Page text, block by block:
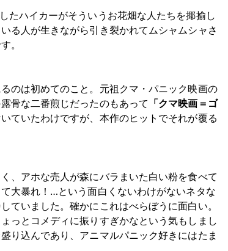
たハイカーがそういうお花畑な人たちを揶揄し
る人が生きながら引き裂かれてムシャムシャさ
。
のは初めてのこと。元祖クマ・パニック映画の
骨な二番煎じだったのもあって 「クマ映画＝ゴ
ていたわけですが、本作のヒットでそれが覆る
、アホな売人が森にバラまいた白い粉を食べて
大暴れ！…という面白くないわけがないネタな
ていました。確かにこれはべらぼうに面白い。
っとコメディに振りすぎかなという気もしまし
り込んであり、アニマルパニック好きにはたま